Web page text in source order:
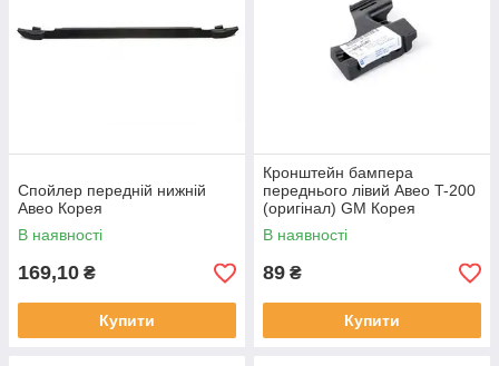
Спойлер передній нижній
Авео Корея
В наявності
169,10 ₴
Купити
Кронштейн бампера
переднього лівий Авео T-200
(оригінал) GM Корея
В наявності
89 ₴
Купити